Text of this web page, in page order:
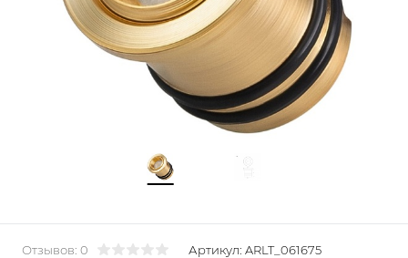
Отзывов: 0 Артикул: ARLT_061675